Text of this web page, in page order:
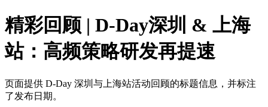
精彩回顾 | D-Day深圳 & 上海
站：高频策略研发再提速
页面提供 D-Day 深圳与上海站活动回顾的标题信息，并标注
了发布日期。